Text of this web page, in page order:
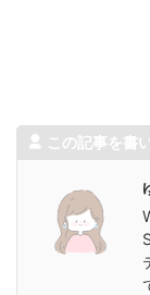
この記事を書